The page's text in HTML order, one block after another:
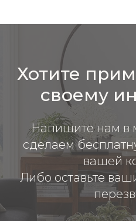
Хотите
своему
Напишите нам
сделаем
вашей
Либо оставьте